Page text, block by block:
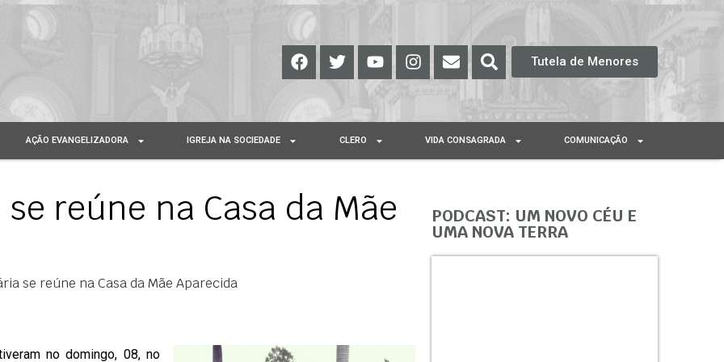
Tutela de Menores
AÇÃO EVANGELIZADORA IGREJA NA SOCIEDADE CLERO VIDA CONSAGRADA COMUNICAÇÃO
reúne na Casa da Mãe
se reúne na Casa da Mãe Aparecida
no domingo, 08, no
PODCAST: UM NOVO CÉU E
UMA NOVA TERRA